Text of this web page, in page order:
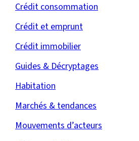
Crédit consommation
Crédit et emprunt
Crédit immobilier
Guides & Décryptages
Habitation
Marchés & tendances
Mouvements d’acteurs